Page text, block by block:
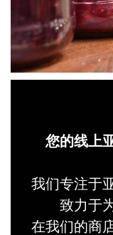
您的线上
我们专注于
致力于
在我们的商